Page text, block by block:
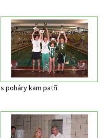
s poháry kam patří